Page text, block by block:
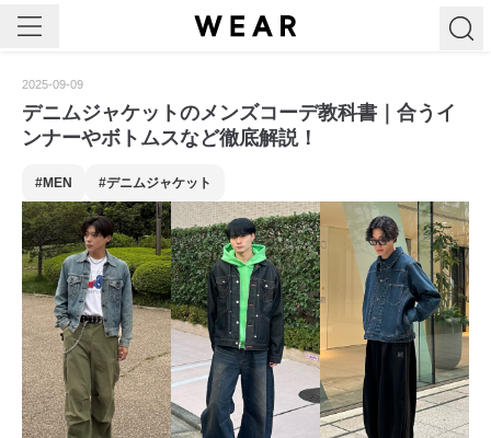
2025-09-09公開
デニムジャケットのメンズコーデ教科書｜合うイ
ンナーやボトムスなど徹底解説！
#MEN #デニムジャケット